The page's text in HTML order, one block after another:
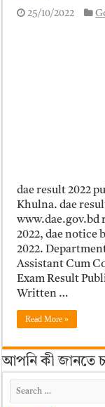
ময়মনসিংহ বোর্ড
25/10/2022
dae result 2022
Khulna. dae
www.dae.gov.bd
2022, dae notice
2022.
Assistant Cum
Exam Result
Written …
Read More »
আপনি কী জানতে